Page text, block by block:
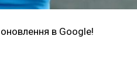
в Google!